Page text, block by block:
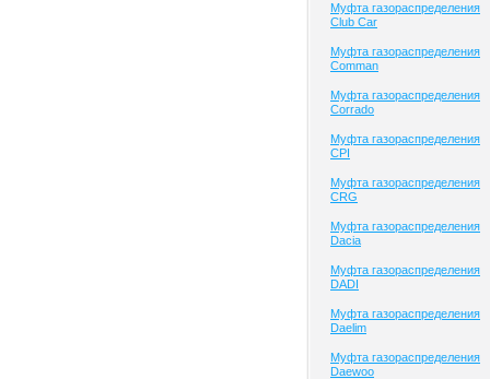
Муфта газораспределения
Club Сar
Муфта газораспределения
Comman
Муфта газораспределения
Corrado
Муфта газораспределения
CPI
Муфта газораспределения
CRG
Муфта газораспределения
Dacia
Муфта газораспределения
DADI
Муфта газораспределения
Daelim
Муфта газораспределения
Daewoo